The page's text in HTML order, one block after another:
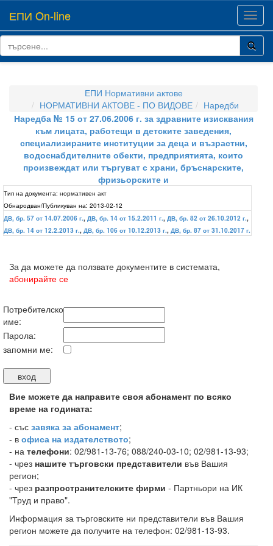
ЕПИ On-line
ЕПИ Нормативни актове
НОРМАТИВНИ АКТОВЕ - ПО ВИДОВЕ
Наредби
Наредба № 15 от 27.06.2006 г. за здравните изисквания
към лицата, работещи в детските заведения,
специализираните институции за деца и възрастни,
водоснабдителните обекти, предприятията, които
произвеждат или търгуват с храни, бръснарските,
фризьорските и
Тип на документа: нормативен акт
Обнародван/Публикуван на: 2013-02-12
ДВ, бр. 57 от 14.07.2006 г., ДВ, бр. 14 от 15.2.2011 г., ДВ, бр. 82 от 26.10.2012 г.,
ДВ, бр. 14 от 12.2.2013 г., ДВ, бр. 106 от 10.12.2013 г., ДВ, бр. 87 от 31.10.2017 г.
За да можете да ползвате документите в системата,
абонирайте се
Потребителско
име:
Парола:
запомни ме:
Вие можете да направите своя абонамент по всяко
време на годината:
- със завяка за абонамент;
- в офиса на издателството;
- на телефони: 02/981-13-76; 088/240-03-10; 02/981-13-93;
- чрез нашите търговски представители във Вашия
регион;
- чрез разпространителските фирми - Партньори на ИК
"Труд и право".
Информация за търговските ни представители във Вашия
регион можете да получите на телефон: 02/981-13-93.